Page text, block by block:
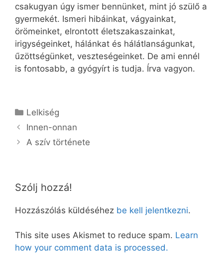
csakugyan úgy ismer bennünket, mint jó szülő a
gyermekét. Ismeri hibáinkat, vágyainkat,
örömeinket, elrontott életszakaszainkat,
irigységeinket, hálánkat és hálátlanságunkat,
űzöttségünket, veszteségeinket. De ami ennél
is fontosabb, a gyógyírt is tudja. Írva vagyon.
Kategória
Lelkiség
Innen-onnan
A szív története
Szólj hozzá!
Hozzászólás küldéséhez be kell jelentkezni.
This site uses Akismet to reduce spam. Learn
how your comment data is processed.